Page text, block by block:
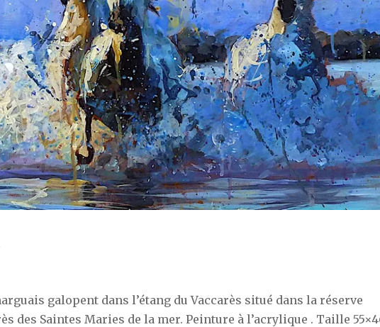
galopent dans l’étang du Vaccarès situé dans la réserve
des Saintes Maries de la mer. Peinture à l’acrylique . Taille